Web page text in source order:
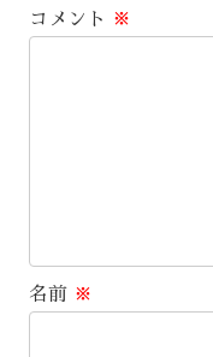
コメント
※
名前 ※